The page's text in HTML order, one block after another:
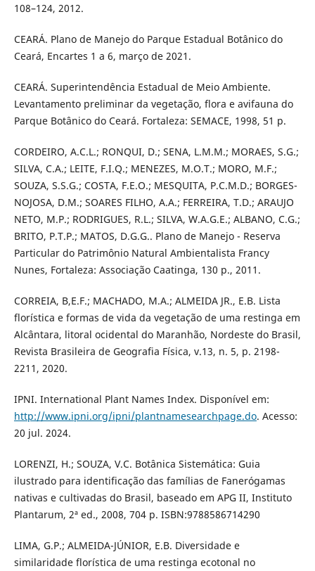
108–124, 2012.
CEARÁ. Plano de Manejo do Parque Estadual Botânico do
Ceará, Encartes 1 a 6, março de 2021.
CEARÁ. Superintendência Estadual de Meio Ambiente.
Levantamento preliminar da vegetação, flora e avifauna do
Parque Botânico do Ceará. Fortaleza: SEMACE, 1998, 51 p.
CORDEIRO, A.C.L.; RONQUI, D.; SENA, L.M.M.; MORAES, S.G.;
SILVA, C.A.; LEITE, F.I.Q.; MENEZES, M.O.T.; MORO, M.F.;
SOUZA, S.S.G.; COSTA, F.E.O.; MESQUITA, P.C.M.D.; BORGES-
NOJOSA, D.M.; SOARES FILHO, A.A.; FERREIRA, T.D.; ARAUJO
NETO, M.P.; RODRIGUES, R.L.; SILVA, W.A.G.E.; ALBANO, C.G.;
BRITO, P.T.P.; MATOS, D.G.G.. Plano de Manejo - Reserva
Particular do Patrimônio Natural Ambientalista Francy
Nunes, Fortaleza: Associação Caatinga, 130 p., 2011.
CORREIA, B,E.F.; MACHADO, M.A.; ALMEIDA JR., E.B. Lista
florística e formas de vida da vegetação de uma restinga em
Alcântara, litoral ocidental do Maranhão, Nordeste do Brasil,
Revista Brasileira de Geografia Física, v.13, n. 5, p. 2198-
2211, 2020.
IPNI. International Plant Names Index. Disponível em:
http://www.ipni.org/ipni/plantnamesearchpage.do. Acesso:
20 jul. 2024.
LORENZI, H.; SOUZA, V.C. Botânica Sistemática: Guia
ilustrado para identificação das famílias de Fanerógamas
nativas e cultivadas do Brasil, baseado em APG II, Instituto
Plantarum, 2ª ed., 2008, 704 p. ISBN:9788586714290
LIMA, G.P.; ALMEIDA-JÚNIOR, E.B. Diversidade e
similaridade florística de uma restinga ecotonal no